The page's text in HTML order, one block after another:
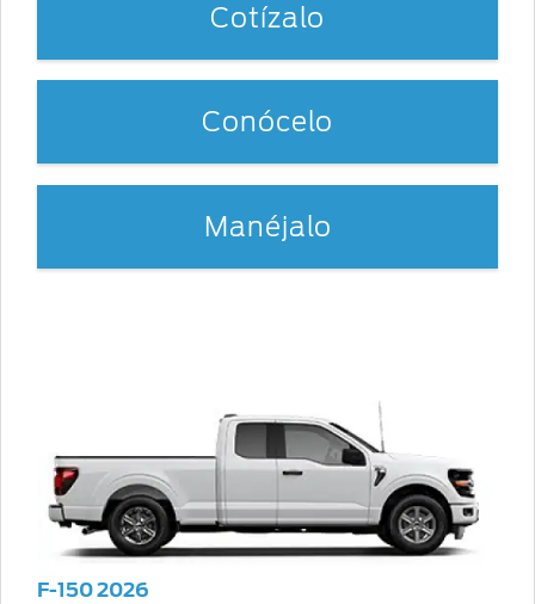
Cotízalo
Conócelo
Manéjalo
F-150 2026